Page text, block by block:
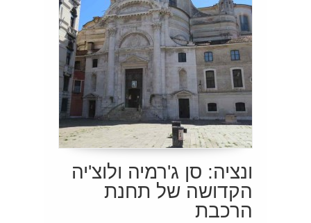
ונציה: סן ג'רמיה ולוצ'יה
הקדושה של תחנת
הרכבת